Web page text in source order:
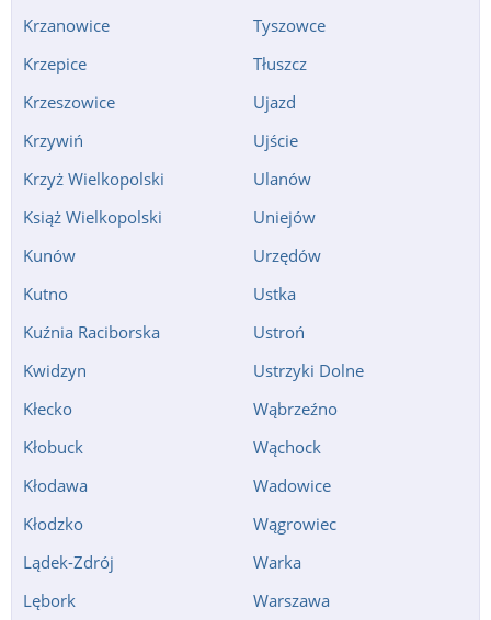
Krzanowice
Krzepice
Krzeszowice
Krzywiń
Krzyż Wielkopolski
Książ Wielkopolski
Kunów
Kutno
Kuźnia Raciborska
Kwidzyn
Kłecko
Kłobuck
Kłodawa
Kłodzko
Lądek-Zdrój
Lębork
Tyszowce
Tłuszcz
Ujazd
Ujście
Ulanów
Uniejów
Urzędów
Ustka
Ustroń
Ustrzyki Dolne
Wąbrzeźno
Wąchock
Wadowice
Wągrowiec
Warka
Warszawa